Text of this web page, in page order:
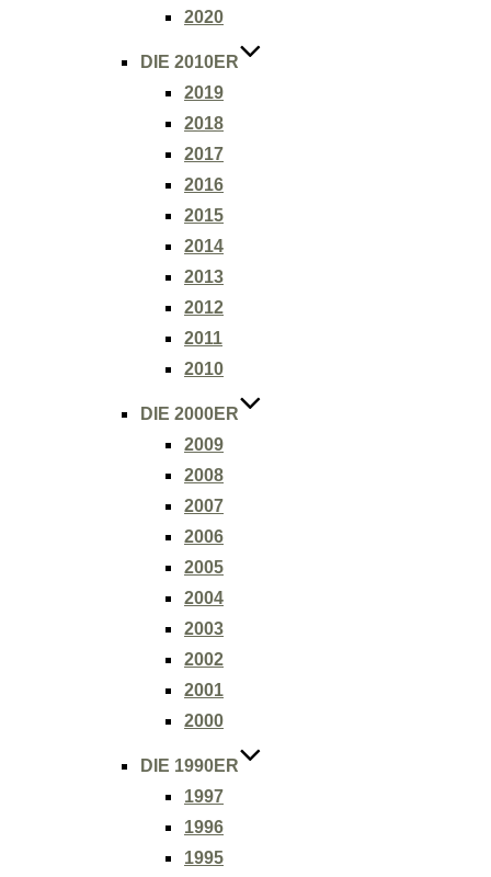
2020
DIE 2010ER
2019
2018
2017
2016
2015
2014
2013
2012
2011
2010
DIE 2000ER
2009
2008
2007
2006
2005
2004
2003
2002
2001
2000
DIE 1990ER
1997
1996
1995